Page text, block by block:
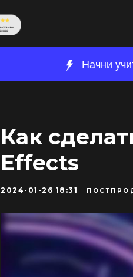
Начни
Как
Effects
2024-01-26 18:31